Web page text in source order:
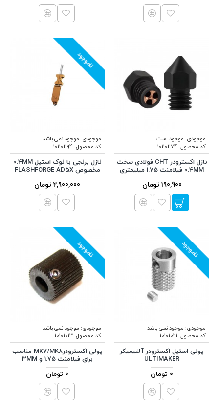
موجودی: موجود است
کد محصول:10110274
نازل اکسترودر CHT فولادی سخت
0.4MM فیلامنت 1.75 میلیمتری
190,900 تومان
ناموجود
موجودی: موجود نمی باشد
کد محصول:10110294
نازل برنجی با نوک استیل 0.4MM
مخصوص FLASHFORGE AD5X
2,900,000 تومان
ناموجود
موجودی: موجود نمی باشد
کد محصول: 10101021
پولی استیل اکسترودر آلتیمیکر
ULTIMAKER
0 تومان
ناموجود
موجودی: موجود نمی باشد
کد محصول:10101013
پولی اکسترودرMK7/MK8 مناسب
برای فیلامنت 1.75 و 3MM
0 تومان